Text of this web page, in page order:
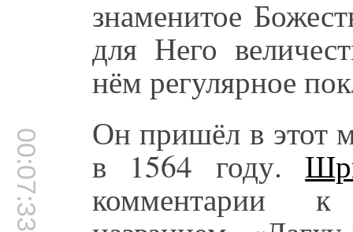
знаменитое
для Него
нём регулярное
00:07:33 Он пришёл в этот
в 1564 году.
комментарии к